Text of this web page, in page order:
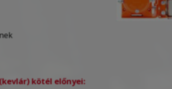
kötél előnyei: